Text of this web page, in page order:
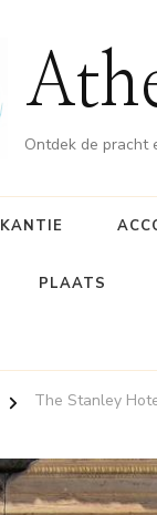
Ontdek de pracht
PLAATS
The Stanley